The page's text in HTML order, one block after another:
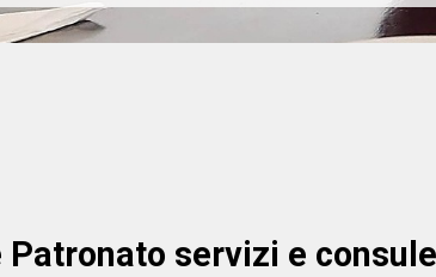
Patronato servizi e